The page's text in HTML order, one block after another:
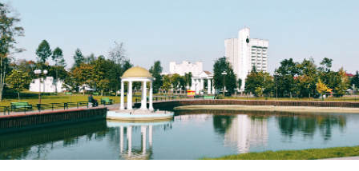
Перейти
к
содержанию